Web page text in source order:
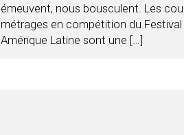
émeuvent, nous bousculent. Les
métrages en compétition du Festival
Amérique Latine sont une […]